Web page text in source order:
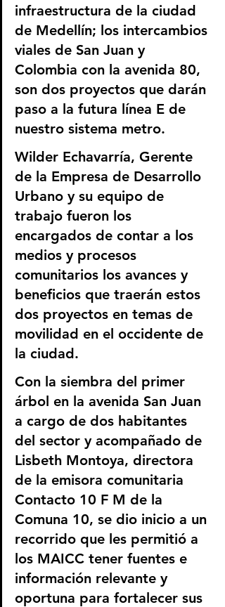
infraestructura de la ciudad
de Medellín; los intercambios
viales de San Juan y
Colombia con la avenida 80,
son dos proyectos que darán
paso a la futura línea E de
nuestro sistema metro.
Wilder Echavarría, Gerente
de la Empresa de Desarrollo
Urbano y su equipo de
trabajo fueron los
encargados de contar a los
medios y procesos
comunitarios los avances y
beneficios que traerán estos
dos proyectos en temas de
movilidad en el occidente de
la ciudad.
Con la siembra del primer
árbol en la avenida San Juan
a cargo de dos habitantes
del sector y acompañado de
Lisbeth Montoya, directora
de la emisora comunitaria
Contacto 10 F M de la
Comuna 10, se dio inicio a un
recorrido que les permitió a
los MAICC tener fuentes e
información relevante y
oportuna para fortalecer sus